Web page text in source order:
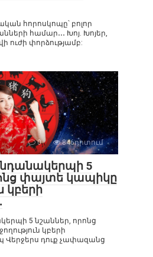
հորոսկոպը՝ բոլոր
համար․․․ Խոյ. Խոյեր,
ուժի փորձությամբ:
0 846դիտում
5
փայտե կապիկը
կբերի
5 նշաններ, որոնց
կբերի
Վերջերս դուք չափազանց